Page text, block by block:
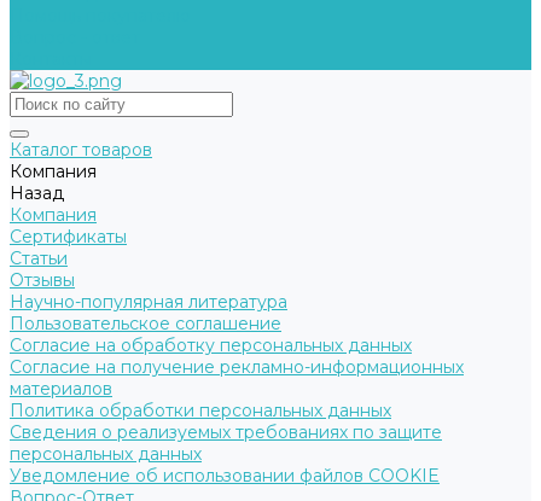
Каталог товаров
Компания
Назад
Компания
Сертификаты
Статьи
Отзывы
Научно-популярная литература
Пользовательское соглашение
Согласие на обработку персональных данных
Согласие на получение рекламно-информационных
материалов
Политика обработки персональных данных
Сведения о реализуемых требованиях по защите
персональных данных
Уведомление об использовании файлов COOKIE